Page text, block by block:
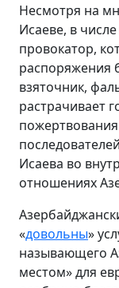
Несмотря на
Исаеве, в
провокатор,
распоряжения
взяточник,
растрачивает
Исаева во
отношениях
«довольны»
называющего
местом» для